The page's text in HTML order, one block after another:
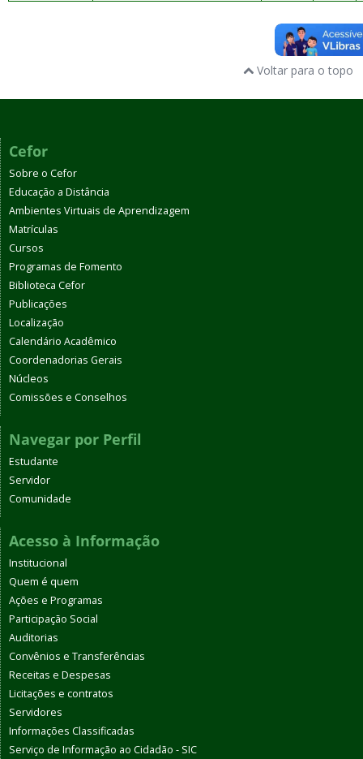
Voltar para o topo
Cefor
Sobre o Cefor
Educação a Distância
Ambientes Virtuais de Aprendizagem
Matrículas
Cursos
Programas de Fomento
Biblioteca Cefor
Publicações
Localização
Calendário Acadêmico
Coordenadorias Gerais
Núcleos
Comissões e Conselhos
Navegar por Perfil
Estudante
Servidor
Comunidade
Acesso à Informação
Institucional
Quem é quem
Ações e Programas
Participação Social
Auditorias
Convênios e Transferências
Receitas e Despesas
Licitações e contratos
Servidores
Informações Classificadas
Serviço de Informação ao Cidadão - SIC